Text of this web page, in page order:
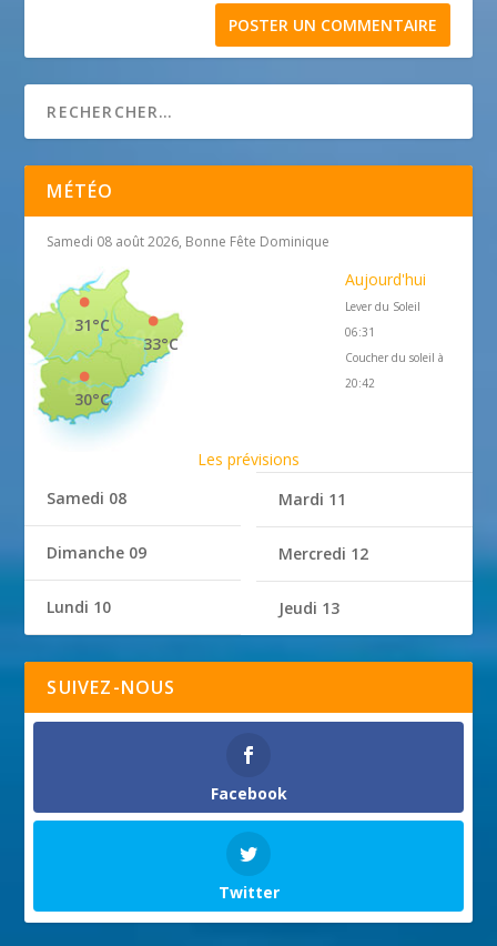
MÉTÉO
Samedi 08 août 2026, Bonne Fête Dominique
33°C
31°C
30°C
Aujourd'hui
Lever du Soleil
06:31
Coucher du soleil à
20:42
Les prévisions
Samedi 08
Dimanche 09
Lundi 10
Mardi 11
Mercredi 12
Jeudi 13
SUIVEZ-NOUS
Facebook
Twitter